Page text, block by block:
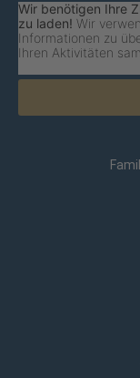
Wir benötigen Ihre
zu laden! Wir
Informationen zu
Ihren Aktivitäten